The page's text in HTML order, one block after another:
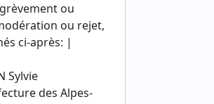
ou
ou rejet,
ci-après: |
Sylvie
des Alpes-